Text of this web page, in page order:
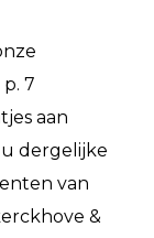
7
aan
dergelijke
van
&